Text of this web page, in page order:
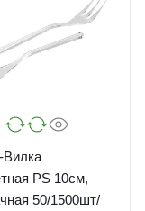
PS 10см,
50/1500шт/